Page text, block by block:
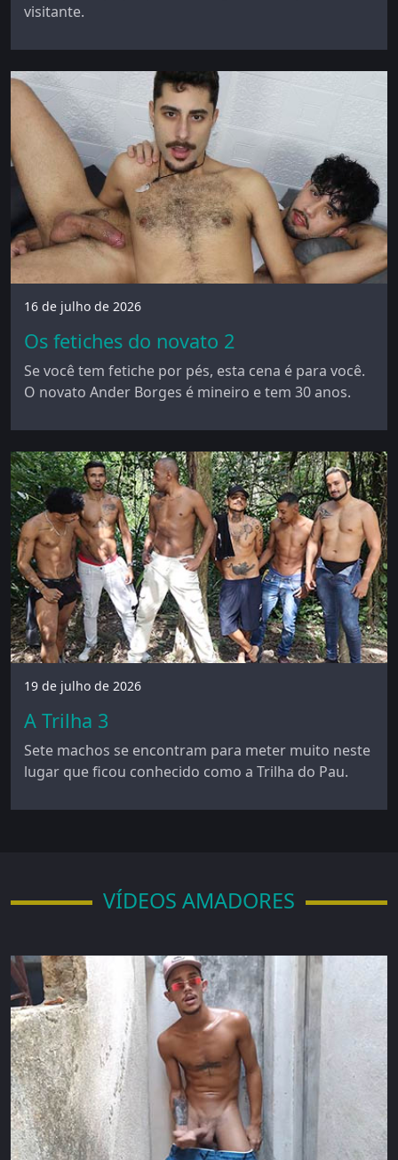
visitante.
16 de julho de 2026
Os fetiches do novato 2
Se você tem fetiche por pés, esta cena é para você.
O novato Ander Borges é mineiro e tem 30 anos.
19 de julho de 2026
A Trilha 3
Sete machos se encontram para meter muito neste
lugar que ficou conhecido como a Trilha do Pau.
VÍDEOS AMADORES